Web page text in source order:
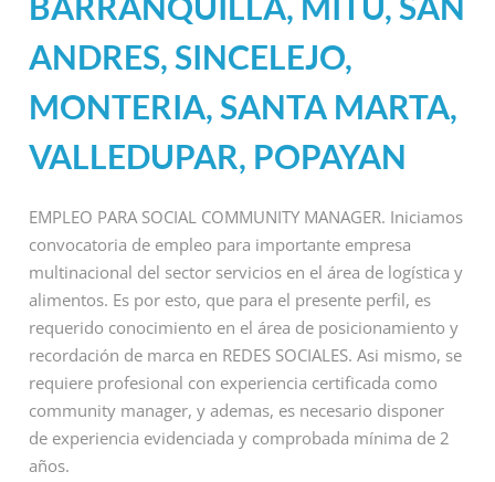
ANDRES, SINCELEJO,
MONTERIA, SANTA MARTA,
VALLEDUPAR, POPAYAN
EMPLEO PARA SOCIAL COMMUNITY MANAGER. Iniciamos
convocatoria de empleo para importante empresa
multinacional del sector servicios en el área de logística y
alimentos. Es por esto, que para el presente perfil, es
requerido conocimiento en el área de posicionamiento y
recordación de marca en REDES SOCIALES. Asi mismo, se
requiere profesional con experiencia certificada como
community manager, y ademas, es necesario disponer
de experiencia evidenciada y comprobada mínima de 2
años.